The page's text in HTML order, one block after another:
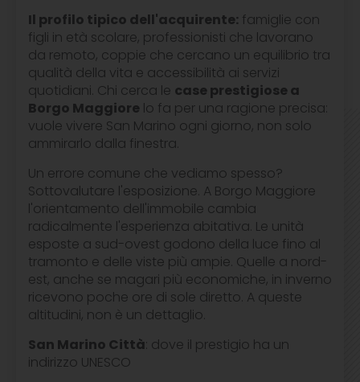
Il profilo tipico dell'acquirente: famiglie con
figli in età scolare, professionisti che lavorano
da remoto, coppie che cercano un equilibrio tra
qualità della vita e accessibilità ai servizi
quotidiani. Chi cerca le case prestigiose a
Borgo Maggiore lo fa per una ragione precisa:
vuole vivere San Marino ogni giorno, non solo
ammirarlo dalla finestra.
Un errore comune che vediamo spesso?
Sottovalutare l'esposizione. A Borgo Maggiore
l'orientamento dell'immobile cambia
radicalmente l'esperienza abitativa. Le unità
esposte a sud-ovest godono della luce fino al
tramonto e delle viste più ampie. Quelle a nord-
est, anche se magari più economiche, in inverno
ricevono poche ore di sole diretto. A queste
altitudini, non è un dettaglio.
San Marino Città: dove il prestigio ha un
indirizzo UNESCO